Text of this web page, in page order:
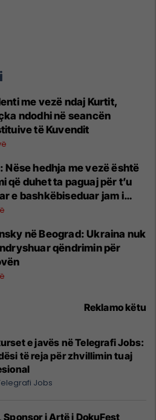
me vezë ndaj Kurtit,
ndodhi në seancën
të Kuvendit
Nëse hedhja me vezë është
që duhet ta paguaj për t’u
e bashkëbiseduar jam i
ta bëj këtë
në Beograd: Ukraina nuk
qëndrimin për
Reklamo këtu
e javës në Telegrafi Jobs:
të reja për zhvillimin tuaj
Jobs
Sponsor i Artë i DokuFest